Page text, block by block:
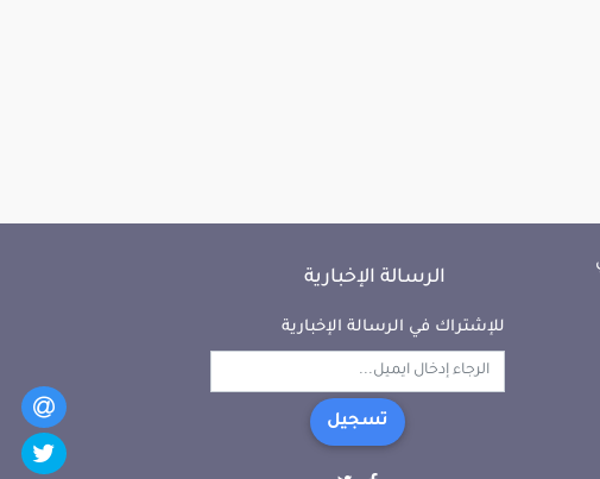
الرسالة الإخبارية
للإشتراك في الرسالة الإخبارية
تسجيل